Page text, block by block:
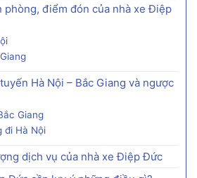
phòng, điểm đón của nhà xe Điệp
Hà Nội – Bắc Giang và ngược
Giang
đi Hà Nội
dịch vụ của nhà xe Điệp Đức